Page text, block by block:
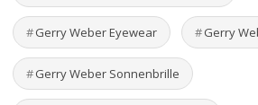
Gerry Weber Eyewear Gerry
Gerry Weber Sonnenbrille